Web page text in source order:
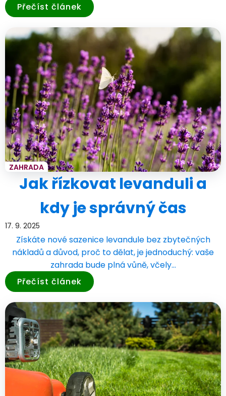
Přečíst článek
ZAHRADA
Jak řízkovat levanduli a
kdy je správný čas
17. 9. 2025
Získáte nové sazenice levandule bez zbytečných
nákladů a důvod, proč to dělat, je jednoduchý: vaše
zahrada bude plná vůně, včely…
Přečíst článek